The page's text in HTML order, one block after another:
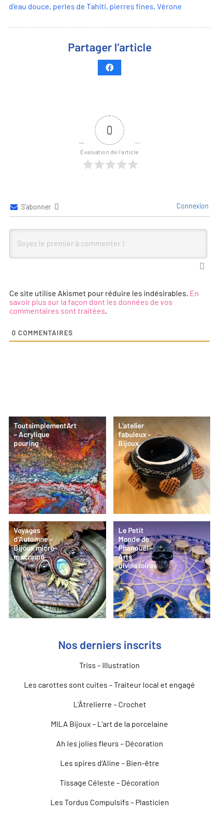
d'eau douce, perles de Tahiti, pierres fines, Vérone
Partager l’article
0
Évaluation de l'article
S’abonner Connexion
Ce site utilise Akismet pour réduire les indésirables. En
savoir plus sur la façon dont les données de vos
commentaires sont traitées.
0 COMMENTAIRES
ToutsimplementArt
– Acrylique
pouring
L’atelier
fabuleux –
Bijoux
Voyages
d’Automne –
Bijoux micro-
macramé
Le Petit
Monde de
Phanouël –
Arts
divinatoires
Nos derniers inscrits
Triss – Illustration
Les carottes sont cuites – Traiteur local et engagé
L’Âtrelierre – Crochet
MILA Bijoux – L’art de la porcelaine
Ah les jolies fleurs – Décoration
Les spires d’Aline – Bien-être
Tissage Céleste – Décoration
Les Tordus Compulsifs – Plasticien